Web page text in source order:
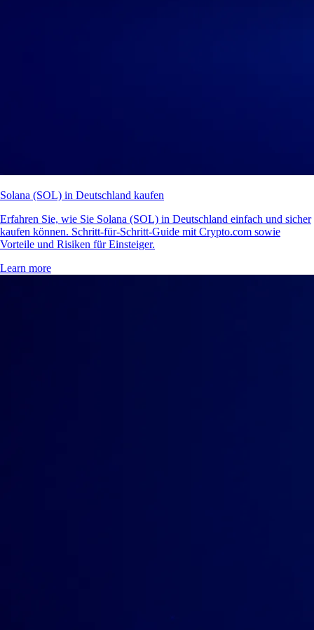
Solana (SOL) in Deutschland kaufen
Erfahren Sie, wie Sie Solana (SOL) in Deutschland einfach und sicher
kaufen können. Schritt-für-Schritt-Guide mit Crypto.com sowie
Vorteile und Risiken für Einsteiger.
Learn more